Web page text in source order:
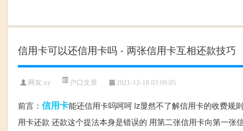
信用卡可以还信用卡吗 - 两张信用卡互相还款技巧
网友:xy 户口文章 2021-12-18 03:09:05
前言： 信用卡能还信用卡吗呵呵 lz显然不了解信用卡的收费规
用卡还款 还款这个提法本身是错误的 用第二张信用卡向第一张